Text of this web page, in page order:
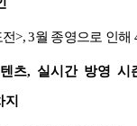
>, 3월 종영으로 인해
츠, 실시간 방영 시
지